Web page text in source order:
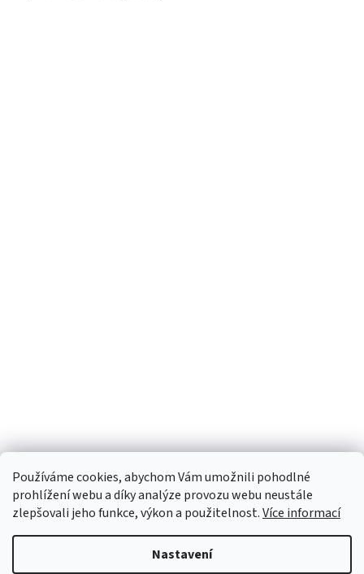
Používáme cookies, abychom Vám umožnili pohodlné
prohlížení webu a díky analýze provozu webu neustále
zlepšovali jeho funkce, výkon a použitelnost.Více informací
Nastavení
Vytvořil Shoptet